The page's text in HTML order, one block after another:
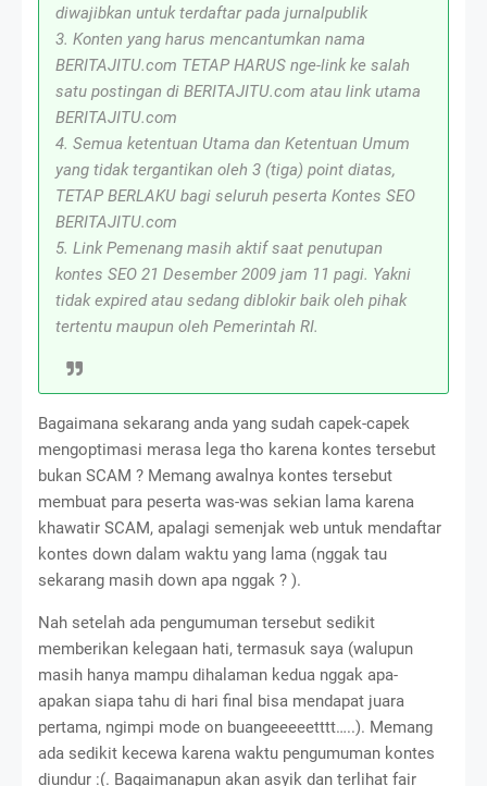
diwajibkan untuk terdaftar pada jurnalpublik
3. Konten yang harus mencantumkan nama
BERITAJITU.com TETAP HARUS nge-link ke salah
satu postingan di BERITAJITU.com atau link utama
BERITAJITU.com
4. Semua ketentuan Utama dan Ketentuan Umum
yang tidak tergantikan oleh 3 (tiga) point diatas,
TETAP BERLAKU bagi seluruh peserta Kontes SEO
BERITAJITU.com
5. Link Pemenang masih aktif saat penutupan
kontes SEO 21 Desember 2009 jam 11 pagi. Yakni
tidak expired atau sedang diblokir baik oleh pihak
tertentu maupun oleh Pemerintah RI.
Bagaimana sekarang anda yang sudah capek-capek
mengoptimasi merasa lega tho karena kontes tersebut
bukan SCAM ? Memang awalnya kontes tersebut
membuat para peserta was-was sekian lama karena
khawatir SCAM, apalagi semenjak web untuk mendaftar
kontes down dalam waktu yang lama (nggak tau
sekarang masih down apa nggak ? ).
Nah setelah ada pengumuman tersebut sedikit
memberikan kelegaan hati, termasuk saya (walupun
masih hanya mampu dihalaman kedua nggak apa-
apakan siapa tahu di hari final bisa mendapat juara
pertama, ngimpi mode on buangeeeeetttt…..). Memang
ada sedikit kecewa karena waktu pengumuman kontes
diundur :(. Bagaimanapun akan asyik dan terlihat fair